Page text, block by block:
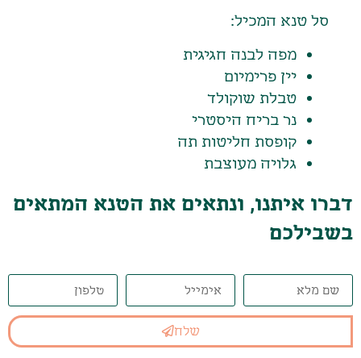
סל טנא המכיל:
מפה לבנה חגיגית
יין פרימיום
טבלת שוקולד
נר בריח היסטרי
קופסת חליטות תה
גלויה מעוצבת
דברו איתנו, ונתאים את הטנא המתאים
בשבילכם
שלח